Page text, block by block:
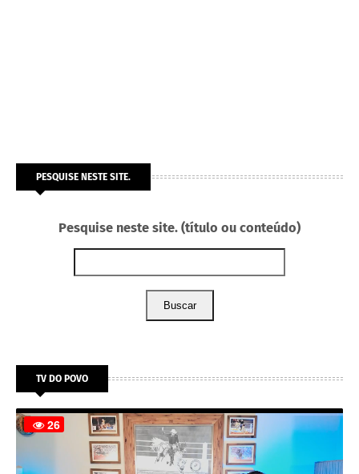
PESQUISE NESTE SITE.
Pesquise neste site. (título ou conteúdo)
Buscar
TV DO POVO